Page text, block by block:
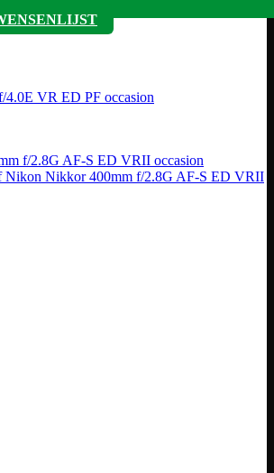
VR ED PF occasion